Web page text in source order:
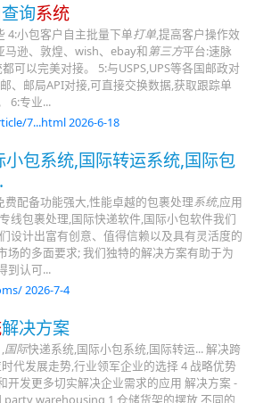
询系统
4:小包客户自主批量下单打单,提高客户操作效
逊、敦煌、wish、ebay和第三方平台:速脉
可以完美对接。 5:与USPS,UPS等各国邮政对
、邮局API对接,可直接交换数据,获取跟踪单
6:专业...
7...html 2026-6-18
小包系统,国际转运系统,国际包
费配备功能强大,性能卓越的包裹处理系统,应用
线包裹处理,国际快递软件,国际小包软件我们
设计出富有创意、值得信赖以及具有灵活度的
场的多面要求; 我们独特的解决方案有助于为
到认可...
2026-7-4
解决方案
国际快递系统,国际小包系统,国际转运... 解决跨
代发展走势,行业领军企业的选择 4 战略优势
开发更多切实解决企业需求的应用 解决方案 -
warehousing 1,仓储货架的摆放,不同的